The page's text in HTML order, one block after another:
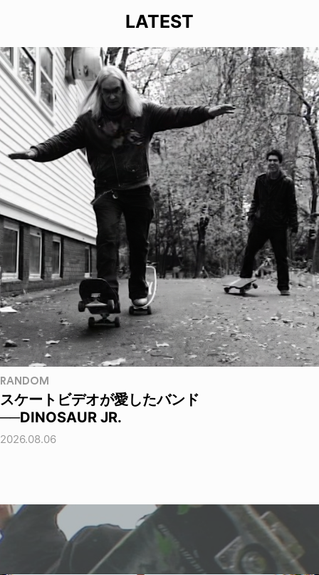
LATEST
RANDOM
スケートビデオが愛したバンド
──DINOSAUR JR.
2026.08.06